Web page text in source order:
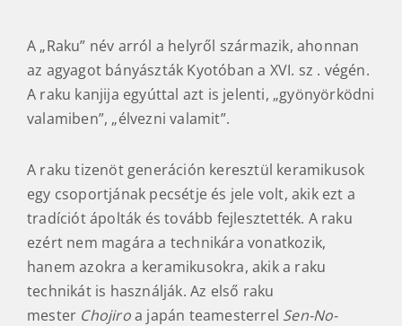
A „Raku” név arról a helyről származik, ahonnan
az agyagot bányászták Kyotóban a XVI. sz . végén.
A raku kanjija egyúttal azt is jelenti, „gyönyörködni
valamiben”, „élvezni valamit”.
A raku tizenöt generáción keresztül keramikusok
egy csoportjának pecsétje és jele volt, akik ezt a
tradíciót ápolták és tovább fejlesztették. A raku
ezért nem magára a technikára vonatkozik,
hanem azokra a keramikusokra, akik a raku
technikát is használják. Az első raku
mester Chojiroa japán teamesterrel Sen-No-